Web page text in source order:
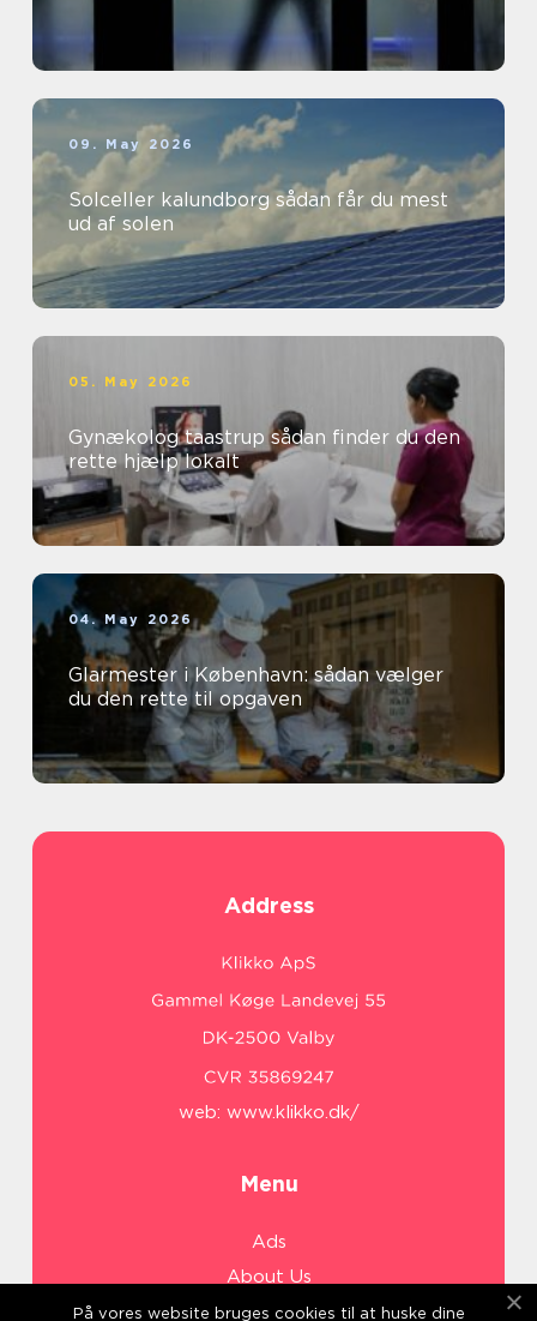
09. May 2026
Solceller kalundborg sådan får du mest
ud af solen
05. May 2026
Gynækolog taastrup sådan finder du den
rette hjælp lokalt
04. May 2026
Glarmester i København: sådan vælger
du den rette til opgaven
Address
web: www.klikko.dk/
Menu
Ads
About Us
Cookies
På vores website bruges cookies til at huske dine